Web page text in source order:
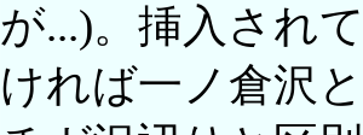
が...)。挿入され
ければ一ノ倉沢